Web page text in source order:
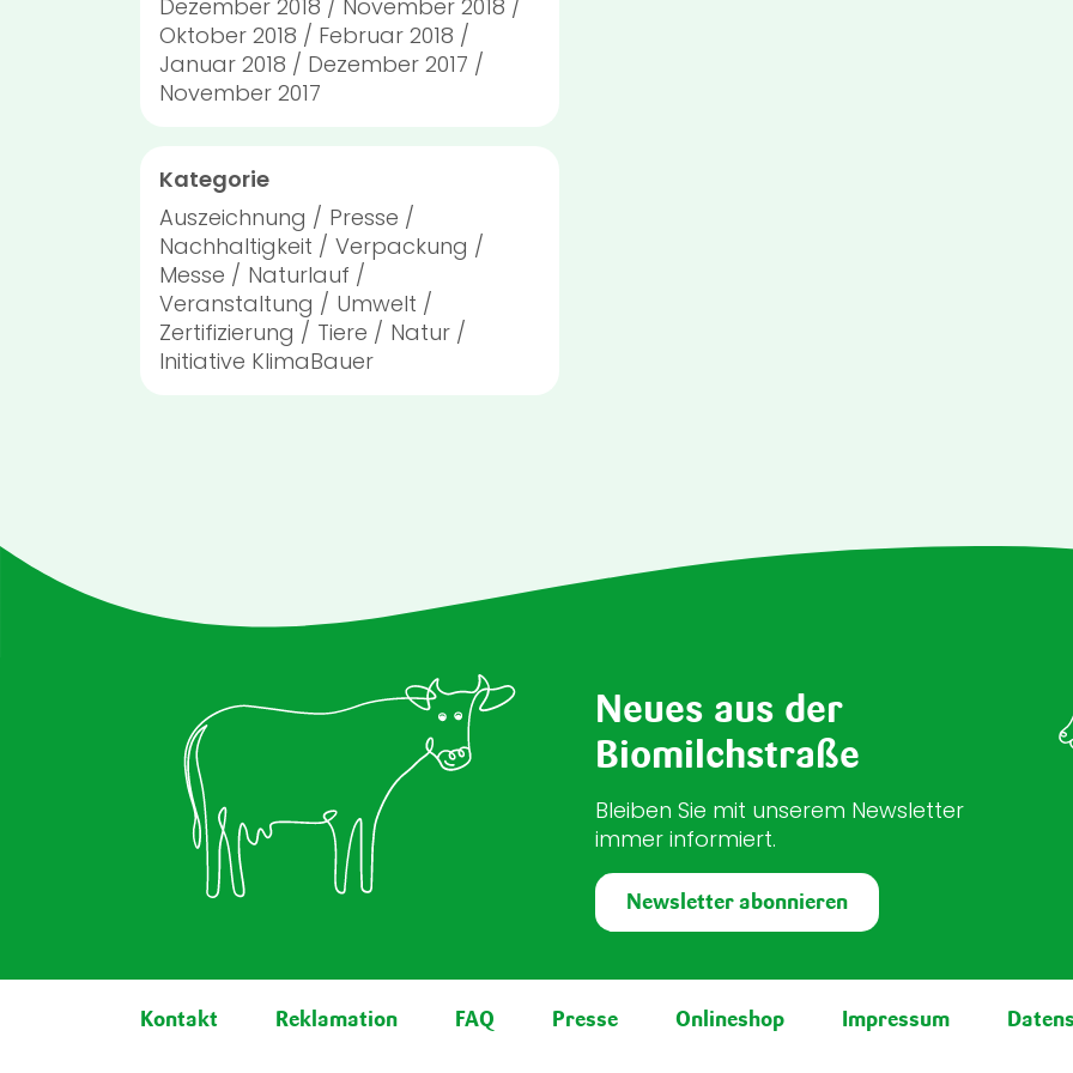
Dezember 2018
November 2018
Oktober 2018
Februar 2018
Januar 2018
Dezember 2017
November 2017
Kategorie
Auszeichnung
Presse
Nachhaltigkeit
Verpackung
Messe
Naturlauf
Veranstaltung
Umwelt
Zertifizierung
Tiere
Natur
Initiative KlimaBauer
Neues aus der
Biomilchstraße
Bleiben Sie mit unserem Newsletter
immer informiert.
Newsletter abonnieren
Fußbereich
Kontakt Reklamation FAQ Presse Onlineshop Impressum